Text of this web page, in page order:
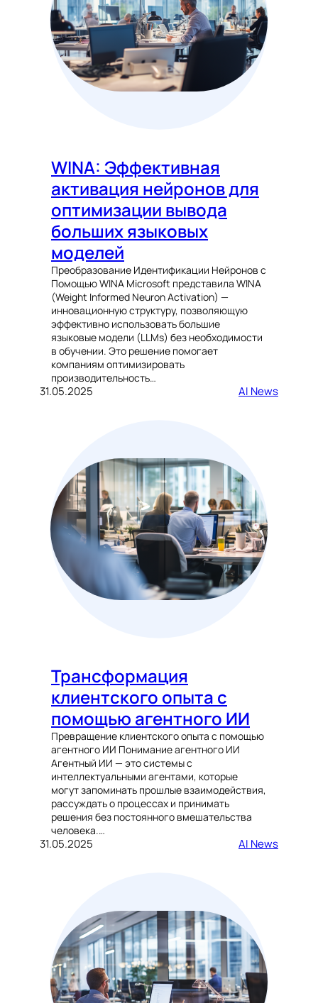
WINA: Эффективная
активация нейронов для
оптимизации вывода
больших языковых
моделей
Преобразование Идентификации Нейронов с
Помощью WINA Microsoft представила WINA
(Weight Informed Neuron Activation) —
инновационную структуру, позволяющую
эффективно использовать большие
языковые модели (LLMs) без необходимости
в обучении. Это решение помогает
компаниям оптимизировать
производительность…
31.05.2025 AI News
Трансформация
клиентского опыта с
помощью агентного ИИ
Превращение клиентского опыта с помощью
агентного ИИ Понимание агентного ИИ
Агентный ИИ — это системы с
интеллектуальными агентами, которые
могут запоминать прошлые взаимодействия,
рассуждать о процессах и принимать
решения без постоянного вмешательства
человека.…
31.05.2025 AI News